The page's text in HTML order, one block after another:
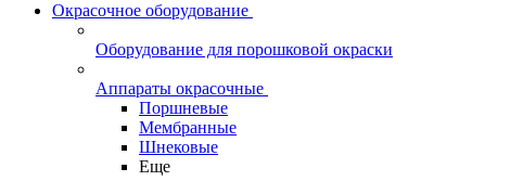
Окрасочное оборудование
Оборудование для порошковой окраски
Аппараты окрасочные
Поршневые
Мембранные
Шнековые
Еще